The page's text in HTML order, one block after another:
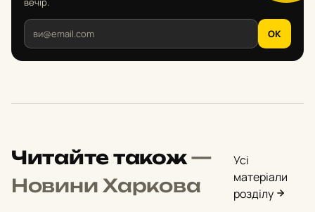
OK
Читайте також—
Новини Харкова
Усі
матеріали
розділу